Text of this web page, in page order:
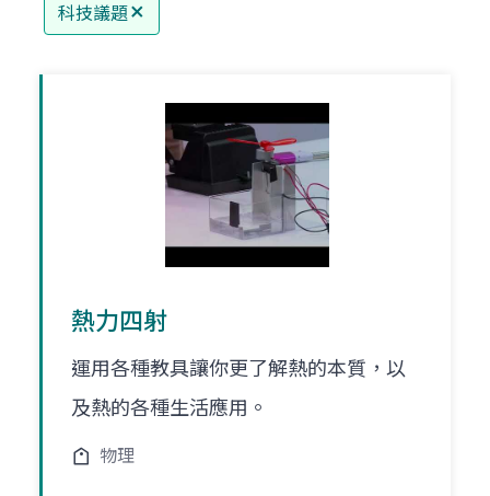
科技議題
熱力四射
運用各種教具讓你更了解熱的本質，以
及熱的各種生活應用。
物理